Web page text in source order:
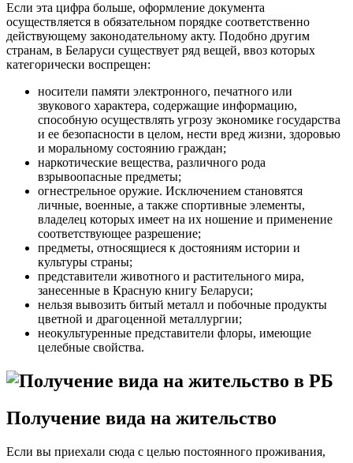
Если эта цифра больше, оформление документа
осуществляется в обязательном порядке соответственно
действующему законодательному акту. Подобно другим
странам, в Беларуси существует ряд вещей, ввоз которых
категорически воспрещен:
носители памяти электронного, печатного или
звукового характера, содержащие информацию,
способную осуществлять угрозу экономике государства
и ее безопасности в целом, нести вред жизни, здоровью
и моральному состоянию граждан;
наркотические вещества, различного рода
взрывоопасные предметы;
огнестрельное оружие. Исключением становятся
личные, военные, а также спортивные элементы,
владелец которых имеет на их ношение и применение
соответствующее разрешение;
предметы, относящиеся к достояниям истории и
культуры страны;
представители животного и растительного мира,
занесенные в Красную книгу Беларуси;
нельзя вывозить битый металл и побочные продукты
цветной и драгоценной металлургии;
неокультуренные представители флоры, имеющие
целебные свойства.
Получение вида на жительство
Если вы приехали сюда с целью постоянного проживания,